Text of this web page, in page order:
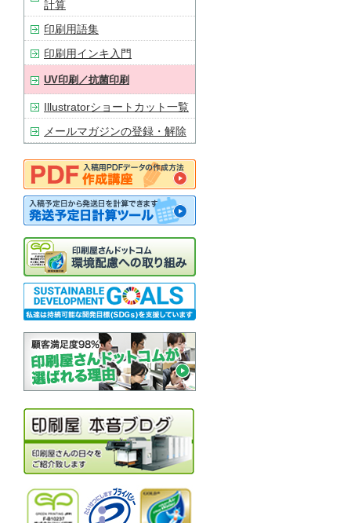
計算
印刷用語集
印刷用インキ入門
UV印刷／抗菌印刷
Illustratorショートカット一覧
メールマガジンの登録・解除